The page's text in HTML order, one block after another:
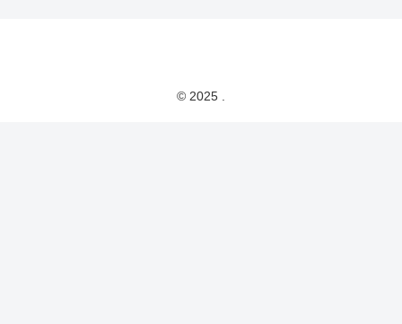
© 2025 .